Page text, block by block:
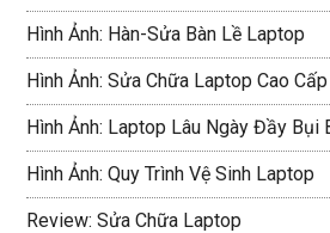
Hình Ảnh: Hàn-Sửa Bàn Lề Laptop
Hình Ảnh: Sửa Chữa Laptop Cao Cấp
Hình Ảnh: Laptop Lâu Ngày Đầy Bụi
Hình Ảnh: Quy Trình Vệ Sinh Laptop
Review: Sửa Chữa Laptop